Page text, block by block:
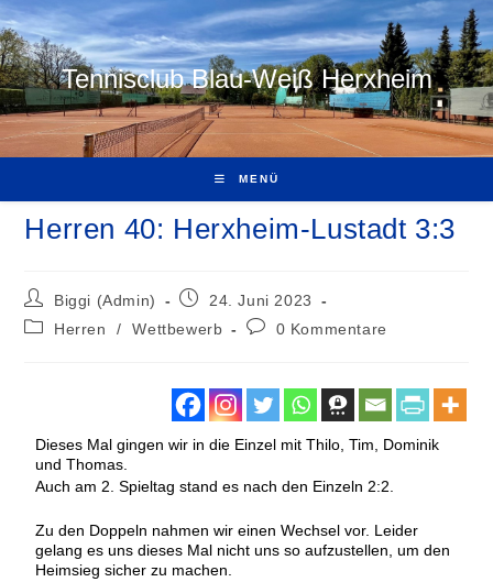
Tennisclub Blau-Weiß Herxheim
MENÜ
Herren 40: Herxheim-Lustadt 3:3
Biggi (Admin)
24. Juni 2023
Herren
/ Wettbewerb 0 Kommentare
Dieses Mal gingen wir in die Einzel mit Thilo, Tim, Dominik
und Thomas.
Auch am 2. Spieltag stand es nach den Einzeln 2:2.
Zu den Doppeln nahmen wir einen Wechsel vor. Leider
gelang es uns dieses Mal nicht uns so aufzustellen, um den
Heimsieg sicher zu machen.